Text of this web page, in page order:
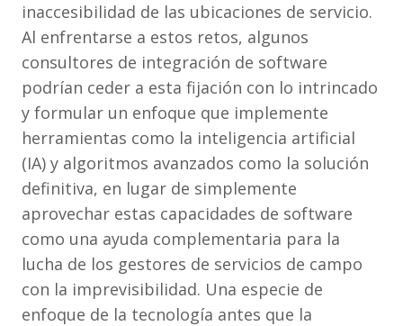
inaccesibilidad de las ubicaciones de servicio.
Al enfrentarse a estos retos, algunos
consultores de integración de software
podrían ceder a esta fijación con lo intrincado
y formular un enfoque que implemente
herramientas como la inteligencia artificial
(IA) y algoritmos avanzados como la solución
definitiva, en lugar de simplemente
aprovechar estas capacidades de software
como una ayuda complementaria para la
lucha de los gestores de servicios de campo
con la imprevisibilidad. Una especie de
enfoque de la tecnología antes que la